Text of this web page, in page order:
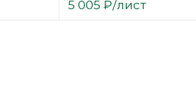
березовая
5 005 ₽/лист